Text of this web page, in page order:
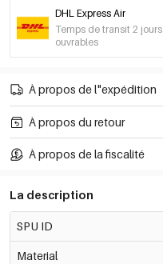
DHL Express Air
Temps de transit 2 jours
ouvrables
À propos de l"expédition
À propos du retour
À propos de la fiscalité
La description
SPU ID
Material